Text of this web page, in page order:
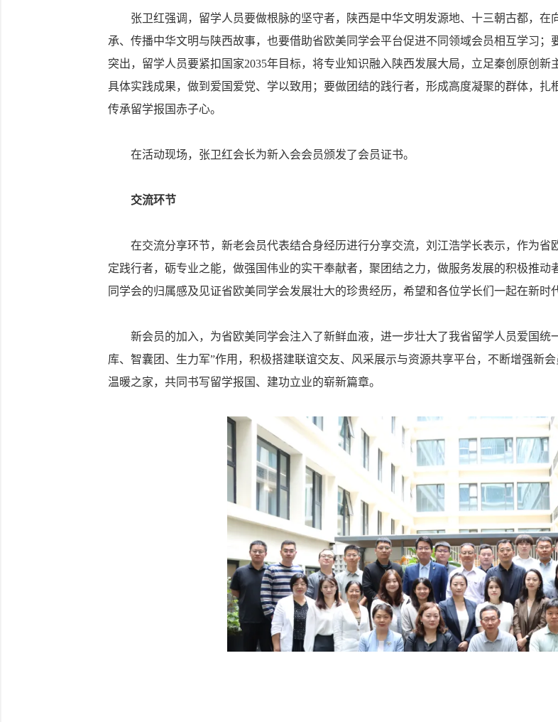
张卫红强调，留学人员要做根脉的坚守者，陕西是中华文明发源地、十三朝古都，在
承、传播中华文明与陕西故事，也要借助省欧美同学会平台促进不同领域会员相互学习
突出，留学人员要紧扣国家2035年目标，将专业知识融入陕西发展大局，立足秦创原创
具体实践成果，做到爱国爱党、学以致用；要做团结的践行者，形成高度凝聚的群体，扎
传承留学报国赤子心。
在活动现场，张卫红会长为新入会会员颁发了会员证书。
交流环节
在交流分享环节，新老会员代表结合身经历进行分享交流，刘江浩学长表示，作为省
定践行者，砺专业之能，做强国伟业的实干奉献者，聚团结之力，做服务发展的积极推
同学会的归属感及见证省欧美同学会发展壮大的珍贵经历，希望和各位学长们一起在新时
新会员的加入，为省欧美同学会注入了新鲜血液，进一步壮大了我省留学人员爱国统
库、智囊团、生力军”作用，积极搭建联谊交友、风采展示与资源共享平台，不断增强新
温暖之家，共同书写留学报国、建功立业的崭新篇章。